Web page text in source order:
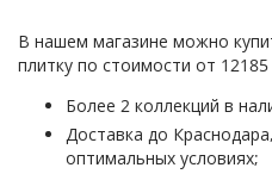
В нашем магазине можно
плитку по стоимости от 12185
Более 2 коллекций в
Доставка до
оптимальных условиях;